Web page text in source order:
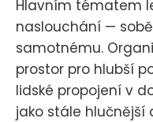
Hlavním tématem
naslouchání —
samotnému.
prostor pro hlubší
lidské propojení v
jako stále hlučnější